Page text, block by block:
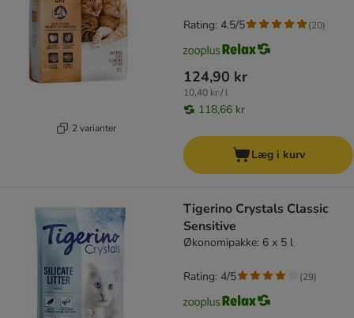
2 varianter
124,90 kr
10,40 kr / l
118,66 kr
Rating: 4.5/5 (20)
Læg i kurv
Tigerino Crystals Classic
Sensitive
Økonomipakke: 6 x 5 l
Rating: 4/5 (29)